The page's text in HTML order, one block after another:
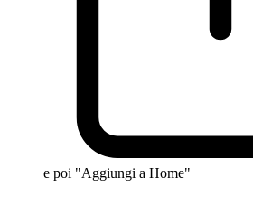
e poi "Aggiungi a Home"